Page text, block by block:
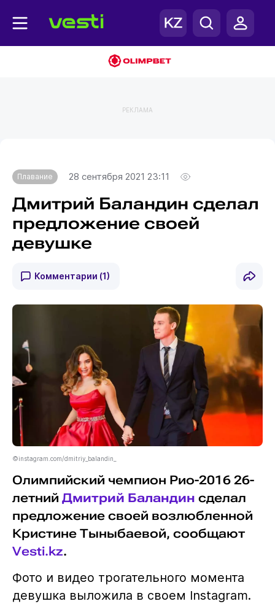
РЕКЛАМА
Плавание 28 сентября 2021 23:11
Дмитрий Баландин сделал
предложение своей
девушке
Комментарии (1)
©instagram.com/dmitriy_balandin_
Олимпийский чемпион Рио-2016 26-
летний Дмитрий Баландин сделал
предложение своей возлюбленной
Кристине Тыныбаевой, сообщают
Vesti.kz.
Фото и видео трогательного момента
девушка выложила в своем Instagram.